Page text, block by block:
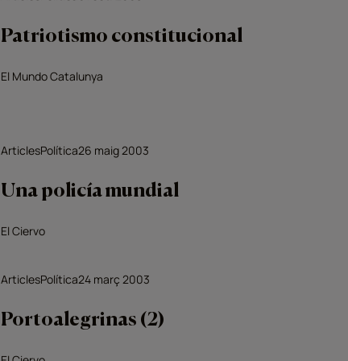
Patriotismo constitucional
El Mundo Catalunya
ArticlesPolítica26 maig 2003
Una policía mundial
El Ciervo
ArticlesPolítica24 març 2003
Portoalegrinas (2)